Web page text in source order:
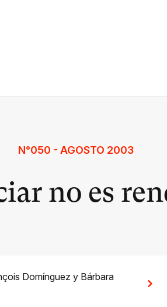
N°050 - AGOSTO 2003
no es
Domínguez y Bárbara